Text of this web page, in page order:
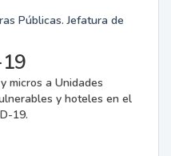
Públicas. Jefatura de
micros a Unidades
y hoteles en el
19.